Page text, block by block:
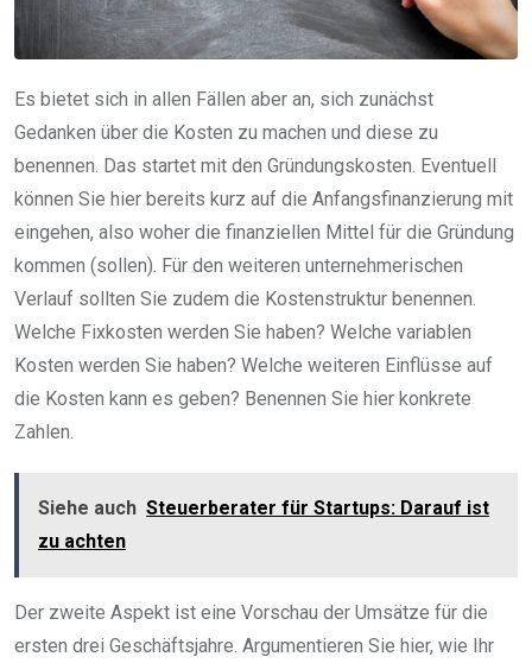
Es bietet sich in allen Fällen aber an, sich zunächst
Gedanken über die Kosten zu machen und diese zu
benennen. Das startet mit den Gründungskosten. Eventuell
können Sie hier bereits kurz auf die Anfangsfinanzierung mit
eingehen, also woher die finanziellen Mittel für die Gründung
kommen (sollen). Für den weiteren unternehmerischen
Verlauf sollten Sie zudem die Kostenstruktur benennen.
Welche Fixkosten werden Sie haben? Welche variablen
Kosten werden Sie haben? Welche weiteren Einflüsse auf
die Kosten kann es geben? Benennen Sie hier konkrete
Zahlen.
Siehe auch Steuerberater für Startups: Darauf ist
zu achten
Der zweite Aspekt ist eine Vorschau der Umsätze für die
ersten drei Geschäftsjahre. Argumentieren Sie hier, wie Ihr